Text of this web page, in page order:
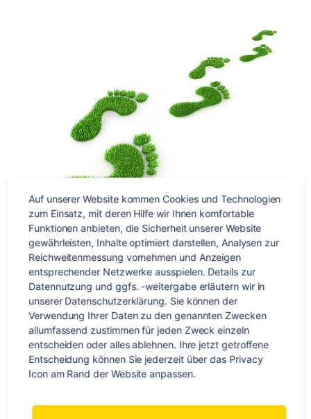
… und das Fazit?
Nachhaltigkeit auf Reisen soll uns nicht die Lust am Reisen
nehmen. Es geht vielmehr darum, bewusst zu verreisen –
bewusst und erlebnisreich! Denn das Fernweh und
Interesse an fremden Kulturen liegt wohl in den meisten
von uns. Gepaart mit einem sensiblen Gespür für Umwelt
und Gesellschaft können wir unseren Fußabdruck auf allen
Auf unserer Website kommen Cookies und Technologien
zum Einsatz, mit deren Hilfe wir Ihnen komfortable
Funktionen anbieten, die Sicherheit unserer Website
gewährleisten, Inhalte optimiert darstellen, Analysen zur
Reichweitenmessung vornehmen und Anzeigen
entsprechender Netzwerke ausspielen. Details zur
Datennutzung und ggfs. -weitergabe erläutern wir in
unserer Datenschutzerklärung. Sie können der
Verwendung Ihrer Daten zu den genannten Zwecken
allumfassend zustimmen für jeden Zweck einzeln
entscheiden oder alles ablehnen. Ihre jetzt getroffene
Entscheidung können Sie jederzeit über das Privacy
Icon am Rand der Website anpassen.